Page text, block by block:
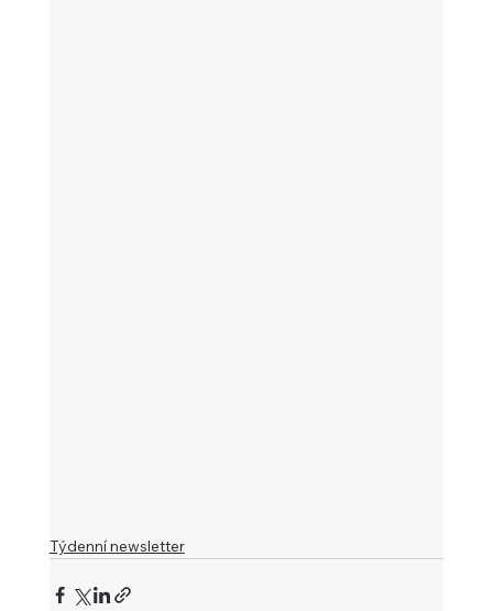
Týdenní newsletter